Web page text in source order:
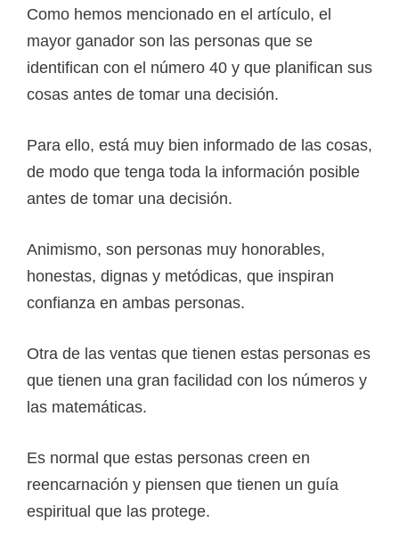
Como hemos mencionado en el artículo, el
mayor ganador son las personas que se
identifican con el número 40 y que planifican sus
cosas antes de tomar una decisión.
Para ello, está muy bien informado de las cosas,
de modo que tenga toda la información posible
antes de tomar una decisión.
Animismo, son personas muy honorables,
honestas, dignas y metódicas, que inspiran
confianza en ambas personas.
Otra de las ventas que tienen estas personas es
que tienen una gran facilidad con los números y
las matemáticas.
Es normal que estas personas creen en
reencarnación y piensen que tienen un guía
espiritual que las protege.